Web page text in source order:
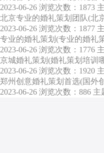
2023-06-26 浏览次数：1873
北京专业的婚礼策划团队(北
2023-06-26 浏览次数：1877
专业的婚礼策划(专业的婚礼
2023-06-26 浏览次数：1776
京城婚礼策划(婚礼策划培训
2023-06-26 浏览次数：1920
郑州创意婚礼策划首选(国外
2023-06-26 浏览次数：886 主